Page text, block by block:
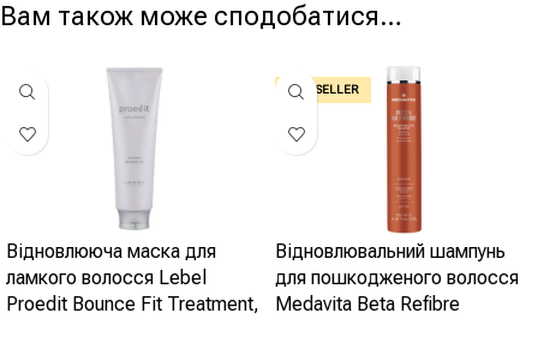
Вам також може сподобатися…
Відновлююча маска для
ламкого волосся Lebel
Proedit Bounce Fit Treatment,
BEST SELLER
Відновлювальний шампунь
для пошкодженого волосся
Medavita Beta Refibre